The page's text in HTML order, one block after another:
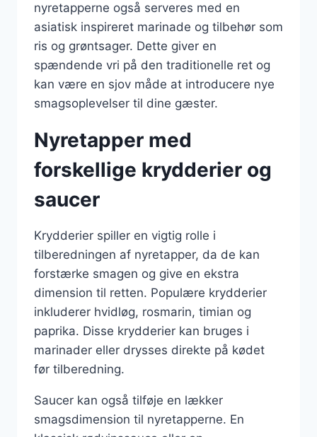
nyretapperne også serveres med en
asiatisk inspireret marinade og tilbehør som
ris og grøntsager. Dette giver en
spændende vri på den traditionelle ret og
kan være en sjov måde at introducere nye
smagsoplevelser til dine gæster.
Nyretapper med
forskellige krydderier og
saucer
Krydderier spiller en vigtig rolle i
tilberedningen af nyretapper, da de kan
forstærke smagen og give en ekstra
dimension til retten. Populære krydderier
inkluderer hvidløg, rosmarin, timian og
paprika. Disse krydderier kan bruges i
marinader eller drysses direkte på kødet
før tilberedning.
Saucer kan også tilføje en lækker
smagsdimension til nyretapperne. En